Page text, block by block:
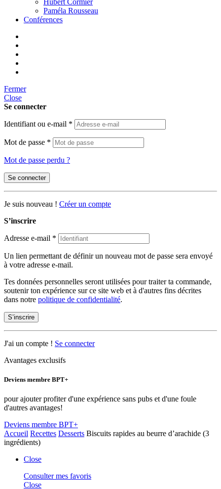
Hubert Cormier
Paméla Rousseau
Conférences
Fermer
Close
Se connecter
Identifiant ou e-mail *
Mot de passe *
Mot de passe perdu ?
Se connecter
Je suis nouveau ! Créer un compte
S’inscrire
Adresse e-mail *
Un lien permettant de définir un nouveau mot de passe sera envoyé
à votre adresse e-mail.
Tes données personnelles seront utilisées pour traiter ta commande,
soutenir ton expérience sur ce site web et à d'autres fins décrites
dans notre politique de confidentialité.
S’inscrire
J'ai un compte ! Se connecter
Avantages exclusifs
Deviens membre BPT+
pour ajouter profiter d'une expérience sans pubs et d'une foule
d'autres avantages!
Deviens membre BPT+
Accueil Recettes Desserts Biscuits rapides au beurre d’arachide (3
ingrédients)
Close
Consulter mes favoris
Close